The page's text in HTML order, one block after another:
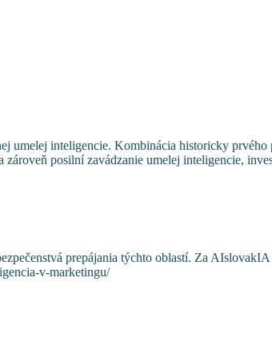
umelej inteligencie. Kombinácia historicky prvého
posilní zavádzanie umelej inteligencie,
prepájania týchto oblastí. Za
v-marketingu/